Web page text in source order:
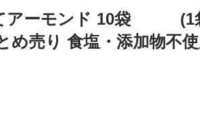
アーモンド 10袋 (1
め売り 食塩・添加物不使